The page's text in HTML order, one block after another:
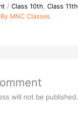
/ Class 10th, Class 11th
MNC Classes
will not be published.